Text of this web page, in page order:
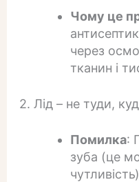
Чому це
через
тканин і
2. Лід – не туди,
Помилка:
зуба (це